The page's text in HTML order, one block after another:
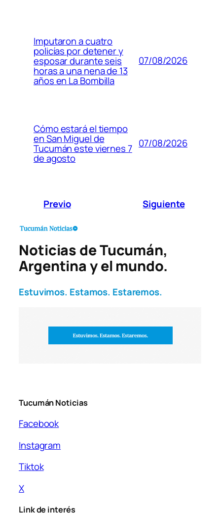
Imputaron a cuatro
policías por detener y
esposar durante seis
horas a una nena de 13
años en La Bombilla
07/08/2026
Cómo estará el tiempo
en San Miguel de
Tucumán este viernes 7
de agosto
07/08/2026
Previo Siguiente
Noticias de Tucumán,
Argentina y el mundo.
Estuvimos. Estamos. Estaremos.
Tucumán Noticias
Facebook
Instagram
Tiktok
X
Link de interés